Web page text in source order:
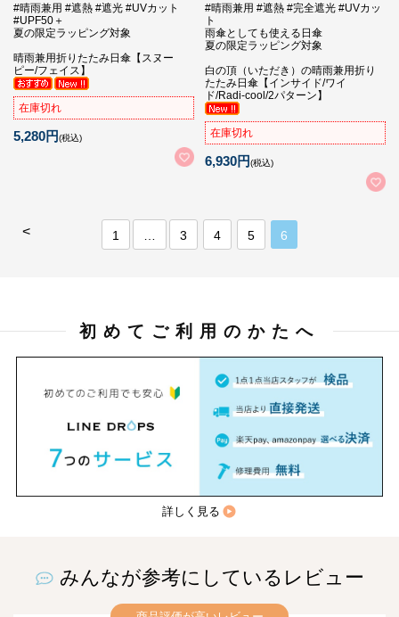
#晴雨兼用 #遮熱 #遮光 #UVカット
#UPF50＋
夏の限定ラッピング対象
晴雨兼用折りたたみ日傘【スヌー
ピー/フェイス】
在庫切れ
5,280円(税込)
#晴雨兼用 #遮熱 #完全遮光 #UVカッ
ト
雨傘としても使える日傘
夏の限定ラッピング対象
白の頂（いただき）の晴雨兼用折り
たたみ日傘【インサイド/ワイ
ド/Radi-cool/2パターン】
在庫切れ
6,930円(税込)
< 1 … 3 4 5 6
初めてご利用のかたへ
詳しく見る
みんなが参考にしているレビュー